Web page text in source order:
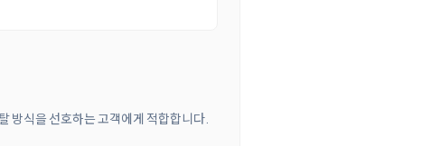
방식을 선호하는 고객에게 적합합니다.